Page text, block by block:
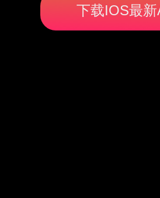
下载IOS最新